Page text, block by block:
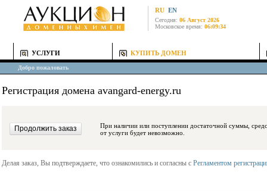
RU EN
Сегодня: 06 Август 2026
Московское время: 06:09:34
УСЛУГИ КУПИТЬ ДОМЕН
Добро пожаловать
Регистрация домена avangard-energy.ru
При наличии или поступлении достаточной суммы, средства будут
от услуги будет невозможно.
Делая заказ, Вы подтверждаете, что ознакомились и согласны с Регламентом